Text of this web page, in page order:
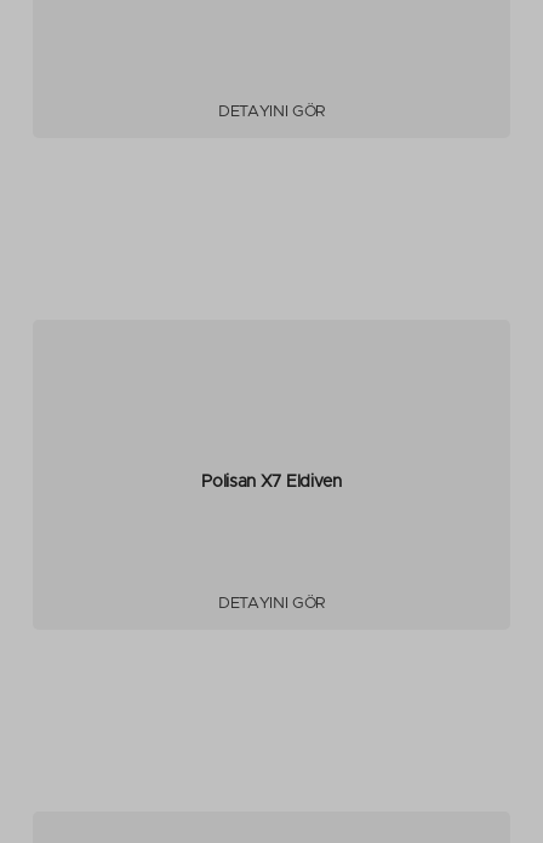
DETAYINI GÖR
Polisan X7 Eldiven
DETAYINI GÖR